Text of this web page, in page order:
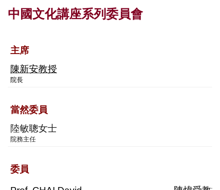
中國文化講座系列委員會
主席
陳新安教授
院長
當然委員
陸敏聰女士
院務主任
委員